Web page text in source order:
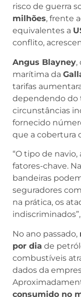
risco de guerra
milhões, frente
equivalentes a
conflito,
Angus Blayney,
marítima da
tarifas
dependendo do
circunstâncias
fornecido
que a cobertura
“O tipo de
fatores-chave.
bandeiras
seguradores
na prática, os
No ano passado,
por dia de
combustíveis
dados da
consumido no